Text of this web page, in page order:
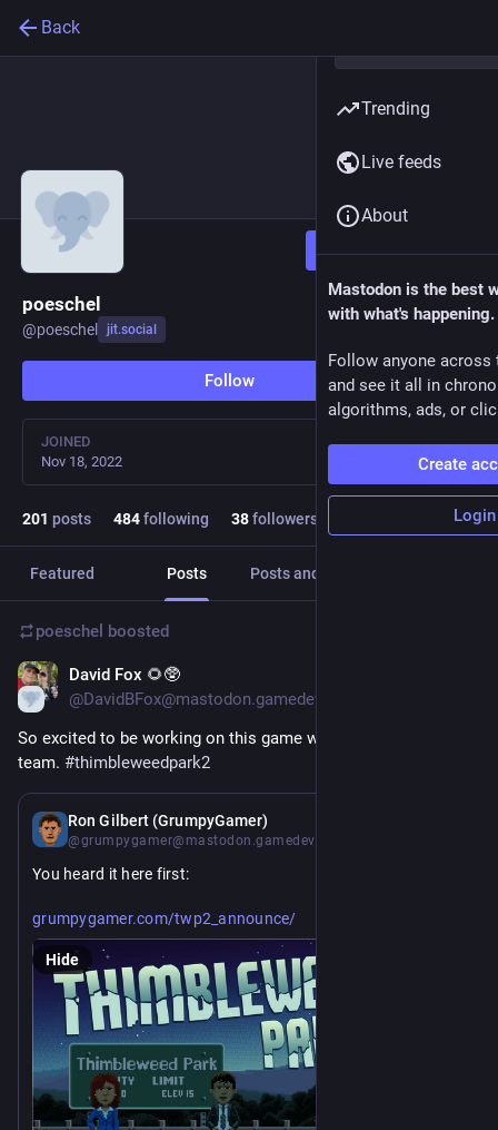
Back
Follow
poeschel
@poeschel jit.social
Follow
JOINED
Nov 18, 2022
201 posts 484following 38followers
Featured Posts Posts and replies
poeschel boosted
David Fox 🌻🥸
@DavidBFox@mastodon.gamedev.place
So excited to be working on this game with this fantastic
team. #thimbleweedpark2
Ron Gilbert (GrumpyGamer)
@grumpygamer@mastodon.gamedev.place
You heard it here first:
grumpygamer.com/twp2_announce/
Hide
Trending
Live feeds
About
Mastodon is the best
with what's happening.
Follow anyone across
and see it all in
algorithms, ads, or
Create
Login